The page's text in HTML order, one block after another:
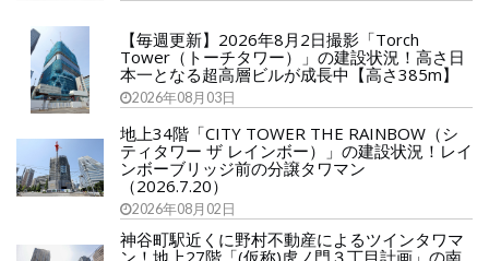
【毎週更新】2026年8月2日撮影「Torch
Tower（トーチタワー）」の建設状況！高さ日
本一となる超高層ビルが成長中【高さ385m】
2026年08月03日
地上34階「CITY TOWER THE RAINBOW（シ
ティタワー ザ レインボー）」の建設状況！レイ
ンボーブリッジ前の分譲タワマン
（2026.7.20）
2026年08月02日
神谷町駅近くに野村不動産によるツインタワマ
ン！地上27階「(仮称)虎ノ門３丁目計画」の南